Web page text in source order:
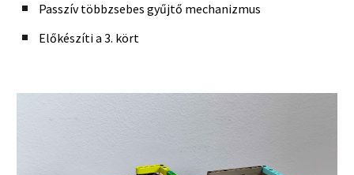
Passzív többzsebes gyűjtő mechanizmus
Előkészíti a 3. kört